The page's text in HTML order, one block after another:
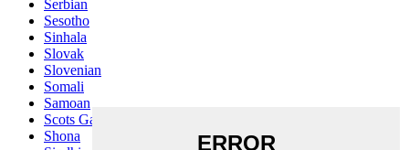
Serbian
Sesotho
Sinhala
Slovak
Slovenian
Somali
Samoan
Scots Gaelic
Shona